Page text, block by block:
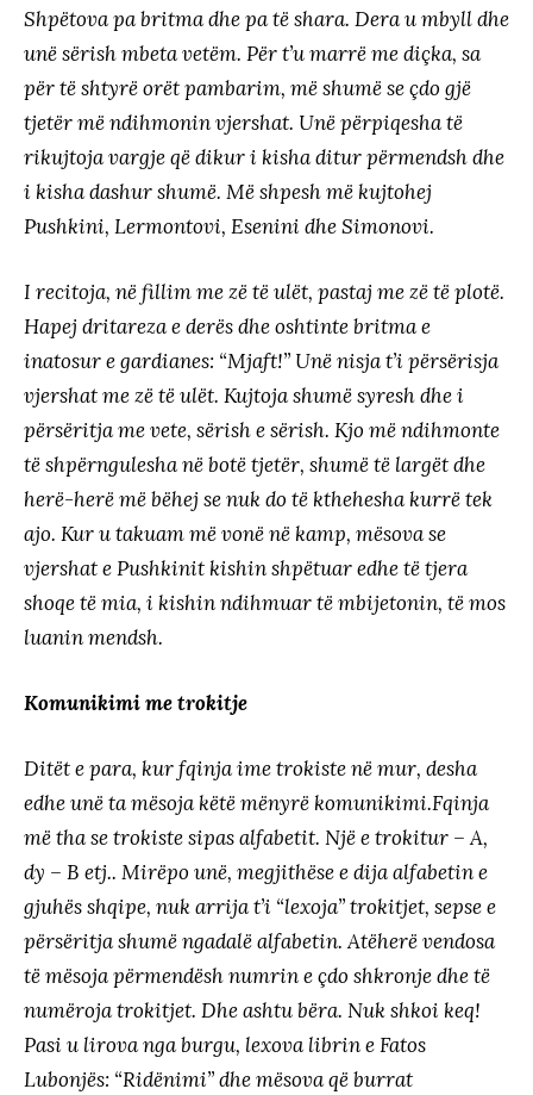
Shpëtova pa britma dhe pa të shara. Dera u mbyll dhe
unë sërish mbeta vetëm. Për t’u marrë me diçka, sa
për të shtyrë orët pambarim, më shumë se çdo gjë
tjetër më ndihmonin vjershat. Unë përpiqesha të
rikujtoja vargje që dikur i kisha ditur përmendsh dhe
i kisha dashur shumë. Më shpesh më kujtohej
Pushkini, Lermontovi, Esenini dhe Simonovi.
I recitoja, në fillim me zë të ulët, pastaj me zë të plotë.
Hapej dritareza e derës dhe oshtinte britma e
inatosur e gardianes: “Mjaft!” Unë nisja t’i përsërisja
vjershat me zë të ulët. Kujtoja shumë syresh dhe i
përsëritja me vete, sërish e sërish. Kjo më ndihmonte
të shpërngulesha në botë tjetër, shumë të largët dhe
herë-herë më bëhej se nuk do të kthehesha kurrë tek
ajo. Kur u takuam më vonë në kamp, mësova se
vjershat e Pushkinit kishin shpëtuar edhe të tjera
shoqe të mia, i kishin ndihmuar të mbijetonin, të mos
luanin mendsh.
Komunikimi me trokitje
Ditët e para, kur fqinja ime trokiste në mur, desha
edhe unë ta mësoja këtë mënyrë komunikimi.Fqinja
më tha se trokiste sipas alfabetit. Një e trokitur – A,
dy – B etj.. Mirëpo unë, megjithëse e dija alfabetin e
gjuhës shqipe, nuk arrija t’i “lexoja” trokitjet, sepse e
përsëritja shumë ngadalë alfabetin. Atëherë vendosa
të mësoja përmendësh numrin e çdo shkronje dhe të
numëroja trokitjet. Dhe ashtu bëra. Nuk shkoi keq!
Pasi u lirova nga burgu, lexova librin e Fatos
Lubonjës: “Ridënimi” dhe mësova që burrat